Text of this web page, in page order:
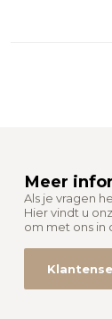
Meer
Als je vragen
Hier vindt u
om met ons in